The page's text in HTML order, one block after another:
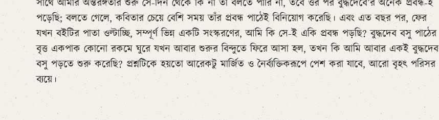
সাথে আমার অন্তরঙ্গতার শুরু সে-দিন থেকে কি না তা বলতে পারি না, তবে ওর পর বুদ্ধদেবে’র অনেক প্রবন্ধ-ই
পড়েছি; বলতে গেলে, কবিতার চেয়ে বেশি সময় তাঁর প্রবন্ধ পাঠেই বিনিয়োগ করেছি। এবং এত বছর পর, ফের
যখন বইটির পাতা ওল্টাচ্ছি, সম্পূর্ণ ভিন্ন একটি সংস্করণের, আমি কি সে-ই একি প্রবন্ধ পড়ছি? বুদ্ধদেব বসু পাঠের
বৃত্ত একপাক কোনো রকমে ঘুরে যখন আবার শুরুর বিন্দুতে ফিরে আসা হল, তখন কি আমি আবার একই বুদ্ধদেব
বসু পড়তে শুরু করেছি? প্রশ্নটিকে হয়তো আরেকটু মার্জিত ও নৈর্ব্যক্তিকরূপে পেশ করা যাবে, আরো বৃহৎ পরিসর
ব্যয়ে।